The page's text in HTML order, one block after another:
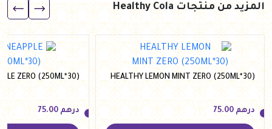
المزيد من منتجات Healthy Cola
HEALTHY LEMON MINT ZERO (250ML*30)
درهم 75.00
ZERO (250ML*30)
درهم 75.00